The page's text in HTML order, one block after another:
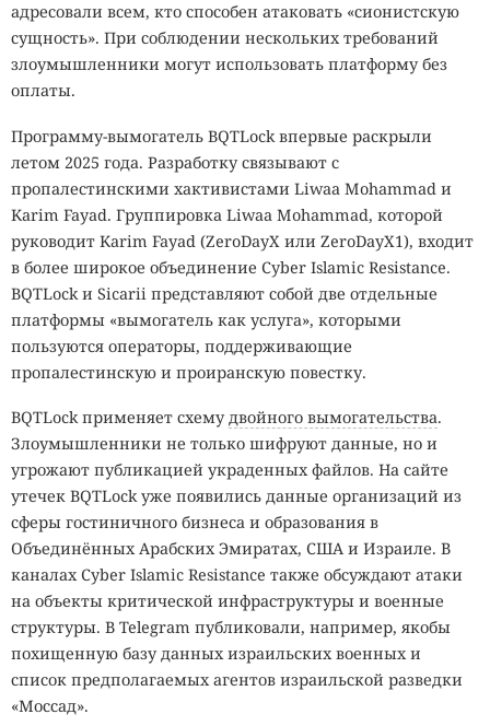
адресовали всем, кто способен атаковать «сионистскую
сущность». При соблюдении нескольких требований
злоумышленники могут использовать платформу без
оплаты.
Программу-вымогатель BQTLock впервые раскрыли
летом 2025 года. Разработку связывают с
пропалестинскими хактивистами Liwaa Mohammad и
Karim Fayad. Группировка Liwaa Mohammad, которой
руководит Karim Fayad (ZeroDayX или ZeroDayX1), входит
в более широкое объединение Cyber Islamic Resistance.
BQTLock и Sicarii представляют собой две отдельные
платформы «вымогатель как услуга», которыми
пользуются операторы, поддерживающие
пропалестинскую и проиранскую повестку.
BQTLock применяет схему двойного вымогательства.
Злоумышленники не только шифруют данные, но и
угрожают публикацией украденных файлов. На сайте
утечек BQTLock уже появились данные организаций из
сферы гостиничного бизнеса и образования в
Объединённых Арабских Эмиратах, США и Израиле. В
каналах Cyber Islamic Resistance также обсуждают атаки
на объекты критической инфраструктуры и военные
структуры. В Telegram публиковали, например, якобы
похищенную базу данных израильских военных и
список предполагаемых агентов израильской разведки
«Моссад».